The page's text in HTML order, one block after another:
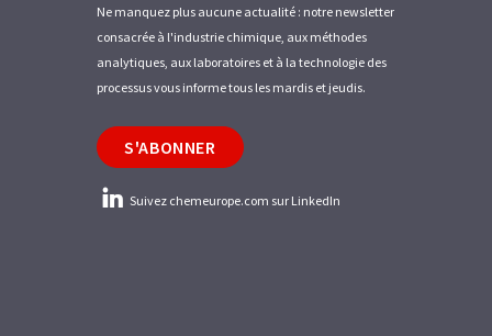
Ne manquez plus aucune actualité : notre newsletter
consacrée à l'industrie chimique, aux méthodes
analytiques, aux laboratoires et à la technologie des
processus vous informe tous les mardis et jeudis.
S'ABONNER
Suivez chemeurope.com sur LinkedIn